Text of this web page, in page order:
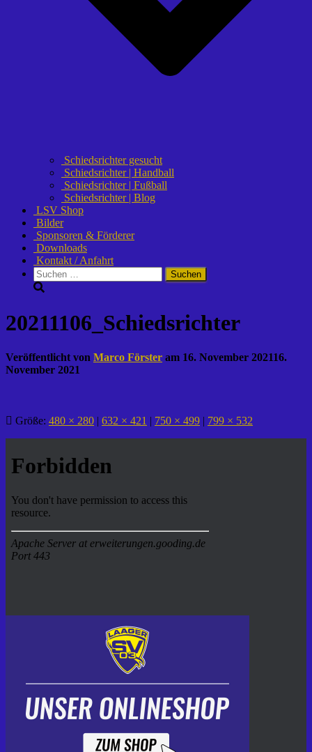
Schiedsrichter gesucht
Schiedsrichter | Handball
Schiedsrichter | Fußball
Schiedsrichter | Blog
LSV Shop
Bilder
Sponsoren & Förderer
Downloads
Kontakt / Anfahrt
Suchen
nach:
20211106_Schiedsrichter
Veröffentlicht von Marco Förster am 16. November 202116.
November 2021
Größe: 480 × 280 | 632 × 421 | 750 × 499 | 799 × 532